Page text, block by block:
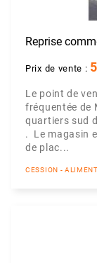
Reprise
Prix de vente :
Le point de
fréquentée de
quartiers sud
. Le magasin
de plac...
CESSION -